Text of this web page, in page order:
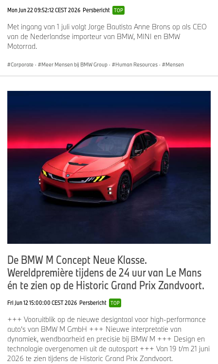
Mon Jun 22 09:52:12 CEST 2026 Persbericht TOP
Met ingang van 1 juli volgt Jorge Bautista Anne Brons op als CEO
van de Nederlandse importeur van BMW, MINI en BMW
Motorrad.
Corporate · Meer Mensen bij BMW Group · Human Resources · Mensen
De BMW M Concept Neue Klasse.
Wereldpremière tijdens de 24 uur van Le Mans
én te zien op de Historic Grand Prix Zandvoort.
Fri Jun 12 15:00:00 CEST 2026 Persbericht TOP
+++ Vooruitblik op de nieuwe designtaal voor high-performance
auto’s van BMW M GmbH +++ Nieuwe interpretatie van
dynamiek, wendbaarheid en precisie bij BMW M +++ Design en
technologie overgenomen uit de autosport +++ Van 19 t/m 21 juni
2026 te zien tijdens de Historic Grand Prix Zandvoort.